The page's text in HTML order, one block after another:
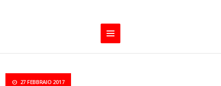
27 FEBBRAIO 2017